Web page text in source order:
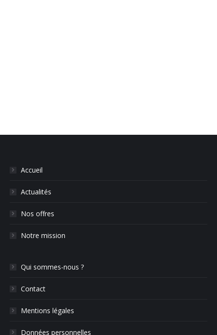
Accueil
Actualités
Nos offres
Notre mission
Qui sommes-nous ?
Contact
Mentions légales
Données personnelles